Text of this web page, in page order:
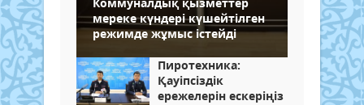
мереке күндері күшейтілген
режимде жұмыс істейді
Пиротехника:
Қауіпсіздік
ережелерін ескеріңіз